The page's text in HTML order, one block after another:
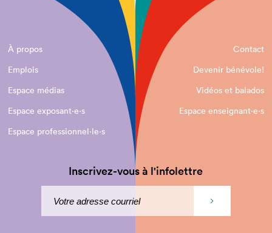
À propos
Contact
Emplois
Devenir bénévole!
Espace médias
Vidéos et balados
Espace exposant·e⋅s
Espace enseignant·e⋅s
Espace professionnel·le⋅s
Inscrivez-vous à l'infolettre